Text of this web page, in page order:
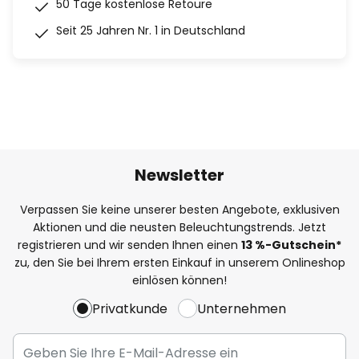
50 Tage kostenlose Retoure
Seit 25 Jahren Nr. 1 in Deutschland
Newsletter
Verpassen Sie keine unserer besten Angebote, exklusiven
Aktionen und die neusten Beleuchtungstrends. Jetzt
registrieren und wir senden Ihnen einen 13 %-Gutschein*
zu, den Sie bei Ihrem ersten Einkauf in unserem Onlineshop
einlösen können!
Privatkunde Unternehmen